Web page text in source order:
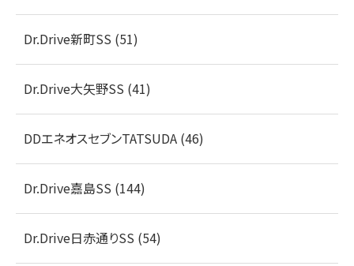
Dr.Drive新町SS (51)
Dr.Drive大矢野SS (41)
DDエネオスセブンTATSUDA (46)
Dr.Drive嘉島SS (144)
Dr.Drive日赤通りSS (54)